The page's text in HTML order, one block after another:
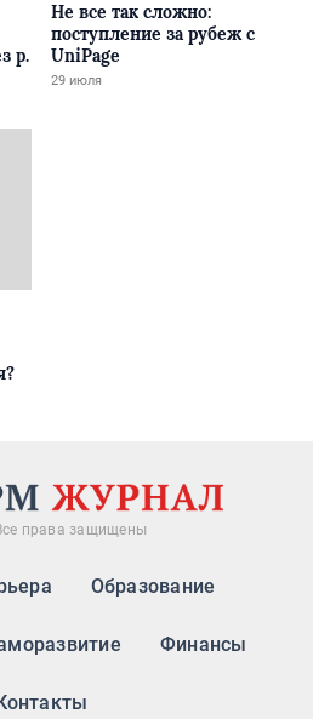
р.
Не все так сложно:
поступление за рубеж с
UniPage
29 июля
права защищены
Образование
Финансы